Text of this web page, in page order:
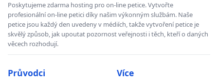
Poskytujeme zdarma hosting pro on-line petice. Vytvořte
profesionální on-line petici díky našim výkonným službám. Naše
petice jsou každý den uvedeny v médiích, takže vytvoření petice je
skvělý způsob, jak upoutat pozornost veřejnosti i těch, kteří o daných
věcech rozhodují.
Průvodci Více